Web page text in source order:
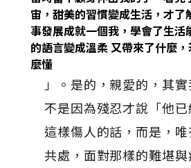
宙，甜美的習慣變成生活，才了
事發展成就一個我，學會了生活
的語言變成溫柔 又帶來了什麼
麼懂
」。是的，親愛的，其實
不是因為殘忍才說「他已
這樣傷人的話，而是，
共處，面對那樣的難堪